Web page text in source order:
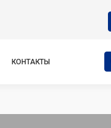
КОНТАКТЫ